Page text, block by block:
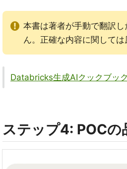
本書は著者が手動で翻訳
ん。正確な内容に関しては
Databricks生成AIクックブック
ステップ4: POCの